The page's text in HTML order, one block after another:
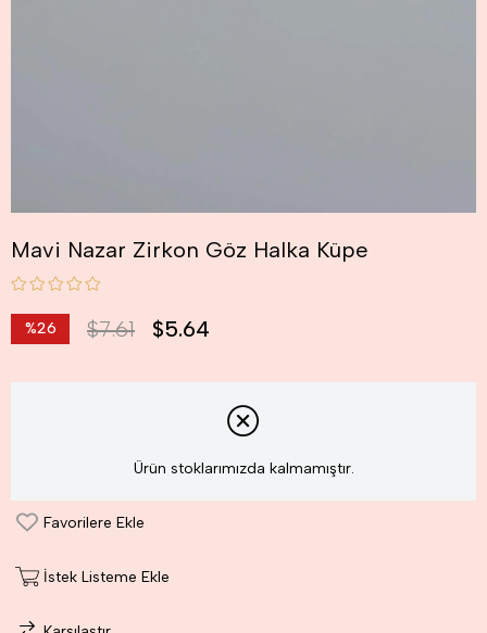
Mavi Nazar Zirkon Göz Halka Küpe
%26
$7.61 $5.64
Ürün stoklarımızda kalmamıştır.
Favorilere Ekle
İstek Listeme Ekle